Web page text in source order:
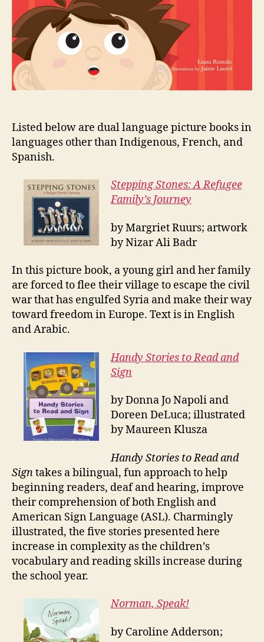
Listed below are dual language picture books in
languages other than Indigenous, French, and
Spanish.
Stepping Stones: A Refugee
Family’s Journey
by Margriet Ruurs; artwork
by Nizar Ali Badr
In this picture book, a young girl and her family
are forced to flee their village to escape the civil
war that has engulfed Syria and make their way
toward freedom in Europe. Text is in English
and Arabic.
Handy Stories to Readand
Sign
by Donna Jo Napoli and
Doreen DeLuca; illustrated
by Maureen Klusza
Handy Stories to Read and
Signtakes a bilingual, fun approach to help
beginning readers, deaf and hearing, improve
their comprehension of both English and
American Sign Language (ASL). Charmingly
illustrated, the five stories presented here
increase in complexity as the children’s
vocabulary and reading skills increase during
the school year.
Norman, Speak!
by Caroline Adderson;